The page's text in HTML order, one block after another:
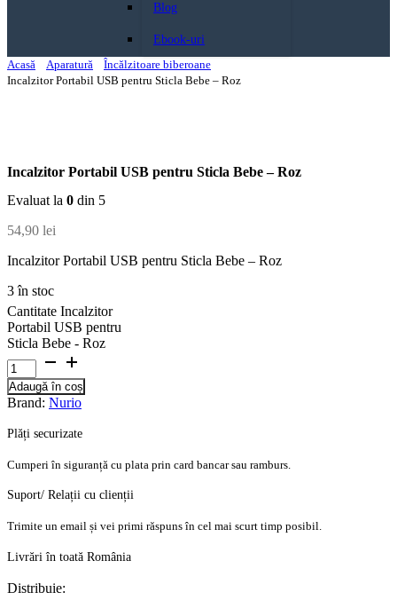
Blog
Ebook-uri
Acasă
Aparatură
Încălzitoare biberoane
Incalzitor Portabil USB pentru Sticla Bebe – Roz
Incalzitor Portabil USB pentru Sticla Bebe – Roz
Evaluat la 0 din 5
54,90 lei
Incalzitor Portabil USB pentru Sticla Bebe – Roz
3 în stoc
Cantitate Incalzitor
Portabil USB pentru
Sticla Bebe - Roz
Adaugă în coș
Brand: Nurio
Plăți securizate
Cumperi în siguranță cu plata prin card bancar sau ramburs.
Suport/ Relații cu clienții
Trimite un email și vei primi răspuns în cel mai scurt timp posibil.
Livrări în toată România
Distribuie: